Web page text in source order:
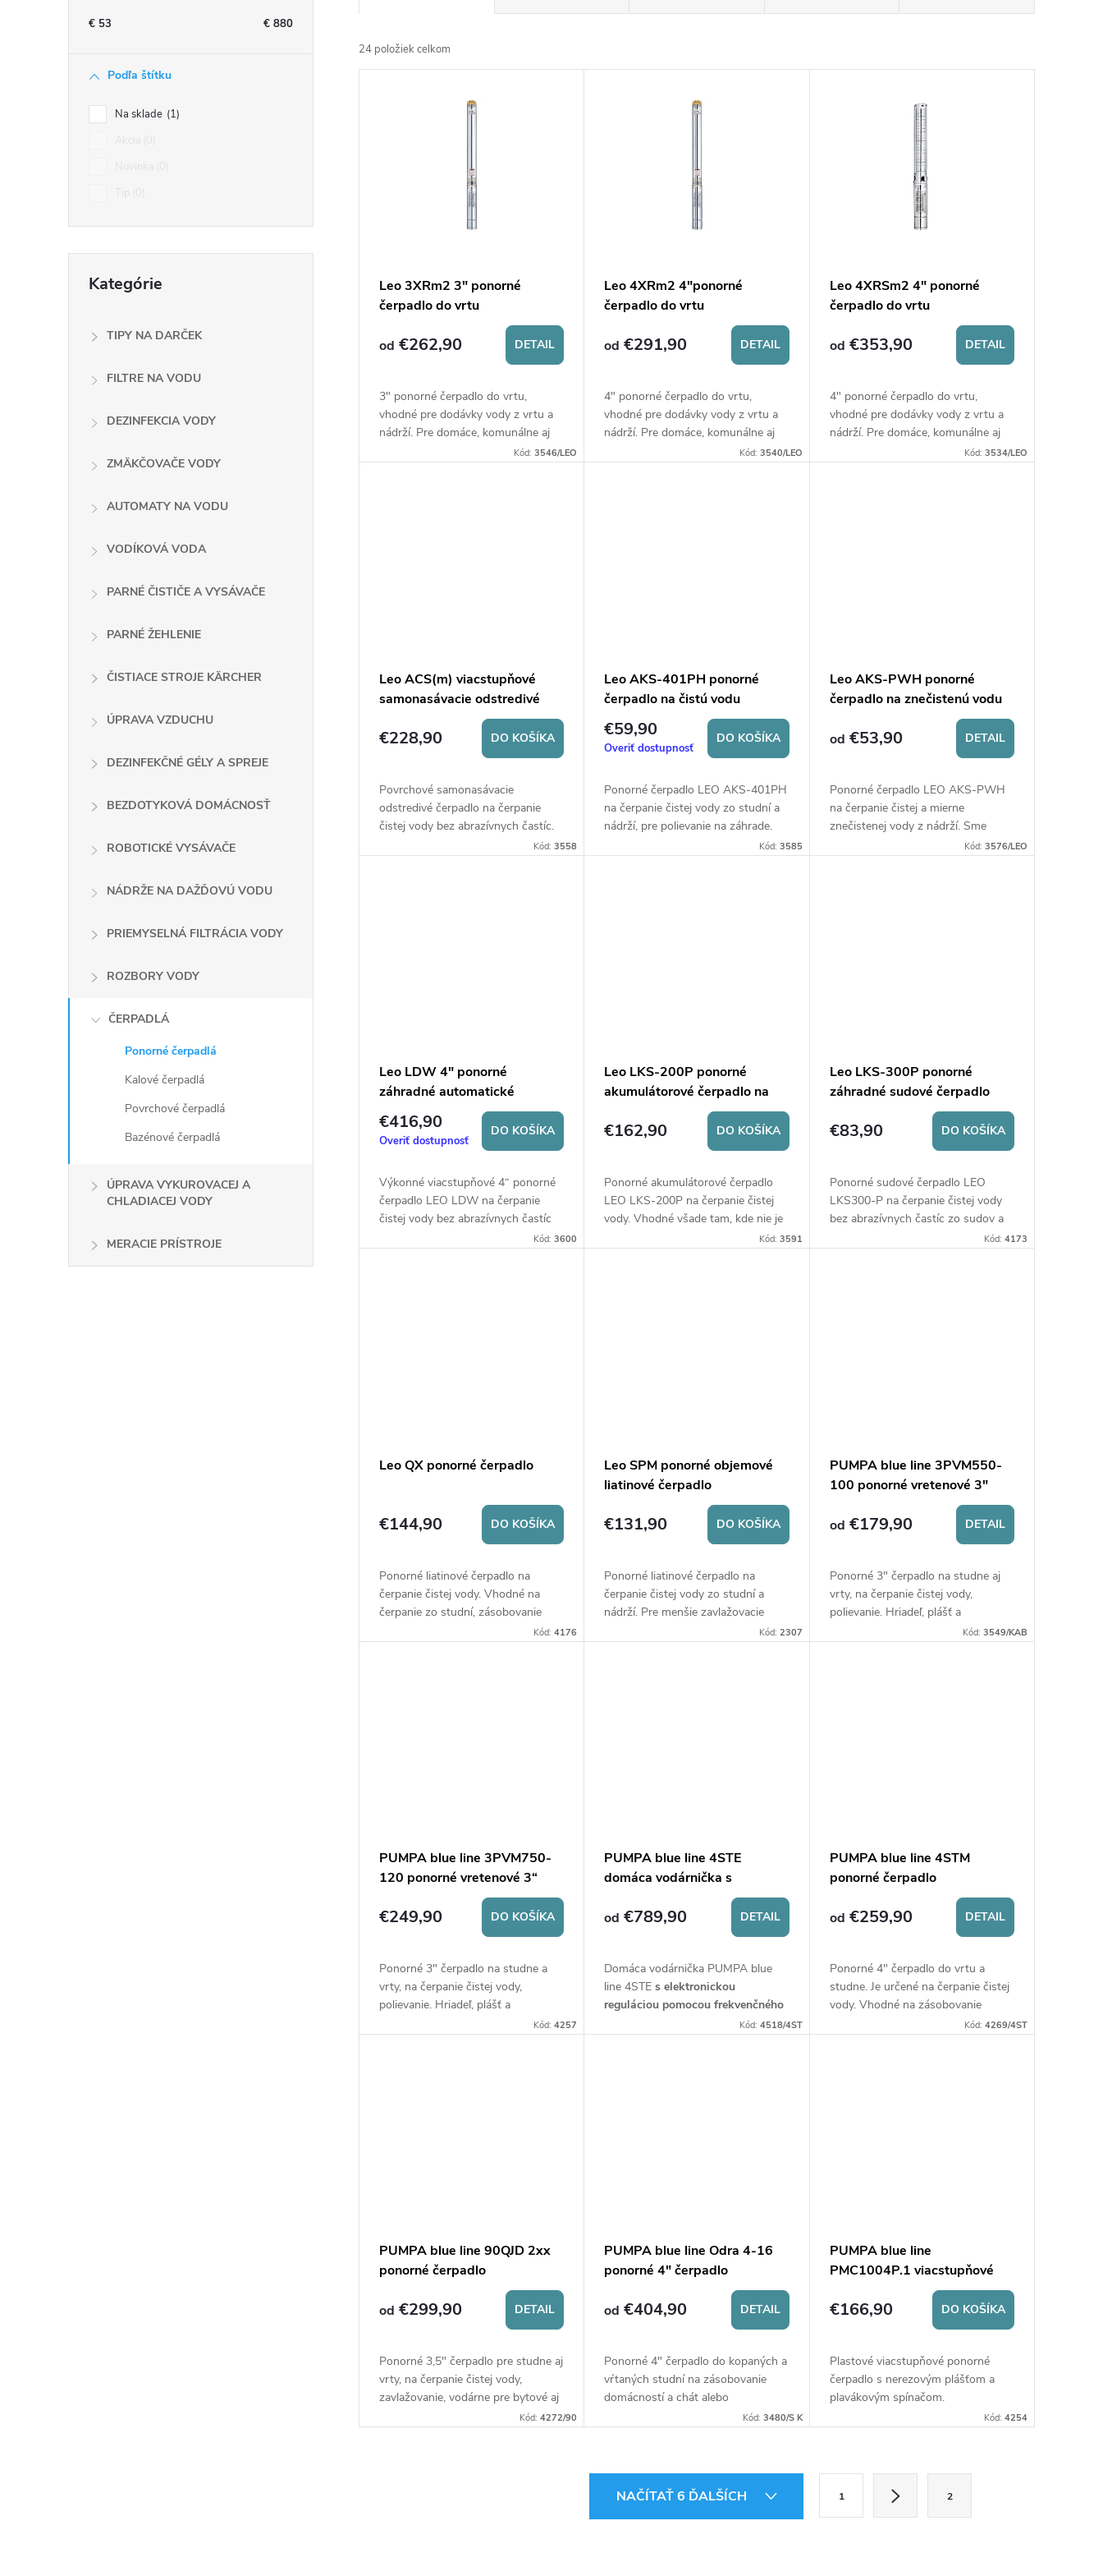
e
l
€ 53 € 880
Podľa štítku
Na sklade 1
kategórie
Kategórie
TIPY NA DARČEK
FILTRE NA VODU
DEZINFEKCIA VODY
ZMÄKČOVAČE VODY
AUTOMATY NA VODU
VODÍKOVÁ VODA
PARNÉ ČISTIČE A VYSÁVAČE
PARNÉ ŽEHLENIE
ČISTIACE STROJE KÄRCHER
ÚPRAVA VZDUCHU
DEZINFEKČNÉ GÉLY A SPREJE
BEZDOTYKOVÁ DOMÁCNOSŤ
ROBOTICKÉ VYSÁVAČE
NÁDRŽE NA DAŽĎOVÚ VODU
PRIEMYSELNÁ FILTRÁCIA VODY
ROZBORY VODY
ČERPADLÁ
Ponorné čerpadlá
Kalové čerpadlá
Povrchové čerpadlá
Bazénové čerpadlá
ÚPRAVA VYKUROVACEJ A
CHLADIACEJ VODY
MERACIE PRÍSTROJE
a
d
24 položiek celkom
u
Leo 3XRm2 3" ponorné
čerpadlo do vrtu
od €262,90 DETAIL
3" ponorné čerpadlo do vrtu,
vhodné pre dodávky vody z vrtu a
nádrží. Pre domáce, komunálne aj
priemyselné aplikácie. Pre záhradné
Kód:3546/LEO
Leo 4XRm2 4"ponorné
čerpadlo do vrtu
od €291,90 DETAIL
4" ponorné čerpadlo do vrtu,
vhodné pre dodávky vody z vrtu a
nádrží. Pre domáce, komunálne aj
priemyselné aplikácie. Pre záhradné
Kód: 3540/LEO
Leo 4XRSm2 4" ponorné
čerpadlo do vrtu
od €353,90 DETAIL
4" ponorné čerpadlo do vrtu,
vhodné pre dodávky vody z vrtu a
nádrží. Pre domáce, komunálne aj
priemyselné aplikácie. Pre záhradné
Kód: 3534/LEO
Leo ACS(m) viacstupňové
samonasávacie odstredivé
€228,90 DO KOŠÍKA
Povrchové samonasávacie
odstredivé čerpadlo na čerpanie
čistej vody bez abrazívnych častíc.
Vhodné pre domáce zásobovanie,
Kód:3558
Leo AKS-401PH ponorné
čerpadlo na čistú vodu
€59,90
Overiť dostupnosť
DO KOŠÍKA
Ponorné čerpadlo LEO AKS-401PH
na čerpanie čistej vody zo studní a
nádrží, pre polievanie na záhrade.
Kód: 3585
Leo AKS-PWH ponorné
čerpadlo na znečistenú vodu
od €53,90 DETAIL
Ponorné čerpadlo LEO AKS-PWH
na čerpanie čistej a mierne
znečistenej vody z nádrží. Sme
výhradný distribútor čerpadiel LEO
Kód: 3576/LEO
Leo LDW 4" ponorné
záhradné automatické
čerpadlo
€416,90
Overiť dostupnosť
DO KOŠÍKA
Výkonné viacstupňové 4“ ponorné
čerpadlo LEO LDW na čerpanie
čistej vody bez abrazívnych častíc
zo studní a nádrží, pre zavlažovacie
Kód:3600
Leo LKS-200P ponorné
akumulátorové čerpadlo na
€162,90 DO KOŠÍKA
Ponorné akumulátorové čerpadlo
LEO LKS-200P na čerpanie čistej
vody. Vhodné všade tam, kde nie je
prístup k elektrickej zásuvke. Pre
Kód: 3591
Leo LKS-300P ponorné
záhradné sudové čerpadlo
€83,90 DO KOŠÍKA
Ponorné sudové čerpadlo LEO
LKS300-P na čerpanie čistej vody
bez abrazívnych častíc zo sudov a
nádrží, pre zavlažovacie systémy na
Kód: 4173
Leo QX ponorné čerpadlo
€144,90 DO KOŠÍKA
Ponorné liatinové čerpadlo na
čerpanie čistej vody. Vhodné na
čerpanie zo studní, zásobovanie
domácností a priemyselnej aplikácie.
Kód:4176
Leo SPM ponorné objemové
liatinové čerpadlo
€131,90 DO KOŠÍKA
Ponorné liatinové čerpadlo na
čerpanie čistej vody zo studní a
nádrží. Pre menšie zavlažovacie
systémy, prečerpávanie, retenčné
Kód: 2307
PUMPA blue line 3PVM550-
100 ponorné vretenové 3"
od €179,90 DETAIL
Ponorné 3" čerpadlo na studne aj
vrty, na čerpanie čistej vody,
polievanie. Hriadeľ, plášť a
hydraulika z nerezovej ocele.
Kód: 3549/KAB
PUMPA blue line 3PVM750-
120 ponorné vretenové 3“
€249,90 DO KOŠÍKA
Ponorné 3" čerpadlo na studne a
vrty, na čerpanie čistej vody,
polievanie. Hriadeľ, plášť a
Kód:4257
PUMPA blue line 4STE
domáca vodárnička s
elektronickou reguláciou
od €789,90 DETAIL
Domáca vodárnička PUMPA blue
line 4STEs elektronickou
reguláciou pomocou frekvenčného
. Set tvorený 4“ ponorným
Kód: 4518/4ST
PUMPA blue line 4STM
ponorné čerpadlo
od €259,90 DETAIL
Ponorné 4" čerpadlo do vrtu a
studne. Je určené na čerpanie čistej
vody. Vhodné na zásobovanie
domácností a zavlažovanie záhrad.
Kód: 4269/4ST
PUMPA blue line 90QJD 2xx
ponorné čerpadlo
od €299,90 DETAIL
Ponorné 3,5" čerpadlo pre studne aj
vrty, na čerpanie čistej vody,
zavlažovanie, vodárne pre bytové aj
priemyselné aplikácie. TelesoKód:4272/90
PUMPA blue line Odra 4-16
ponorné 4" čerpadlo
od €404,90 DETAIL
Ponorné 4" čerpadlo do kopaných a
vŕtaných studní na zásobovanie
domácností a chát alebo
zavlažovanie záhrad čistou vodou.
Kód: 3480/S K
PUMPA blue line
PMC1004P.1 viacstupňové
ponorné čerpadlo
€166,90 DO KOŠÍKA
Plastové viacstupňové ponorné
čerpadlo s nerezovým plášťom a
plavákovým spínačom.
Kód: 4254
NAČÍTAŤ 6 ĎALŠÍCH 1 2